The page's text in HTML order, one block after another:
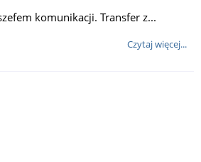
komunikacji. Transfer z...
Czytaj więcej...